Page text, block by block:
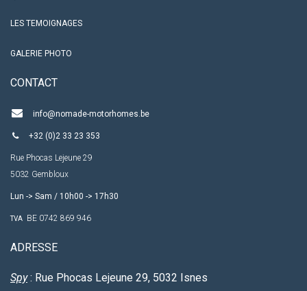
LES TEMOIGNAGES
GALERIE PHOTO
CO​NTACT
info@nomade-motorhomes.be
+32 (0)2 33 23 353
Rue Phocas Lejeune 29
5032 Gembloux
Lun -> Sam / 10h00 -> 17h30
TVA BE 0742 869 946
ADRESSE
Spy: Rue Phocas Lejeune 29, 5032 Isnes